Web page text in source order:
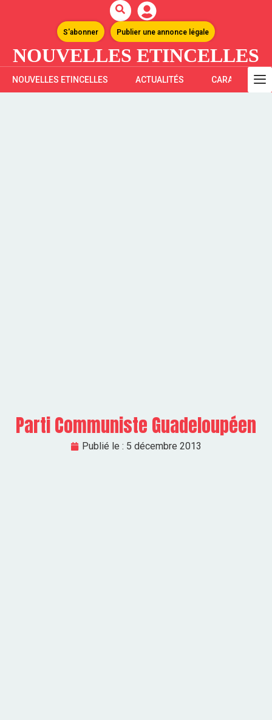
S'abonner Publier une annonce légale
NOUVELLES ETINCELLES
NOUVELLES ETINCELLES ACTUALITÉS CARAÏBES
Parti Communiste Guadeloupéen
Publié le : 5 décembre 2013